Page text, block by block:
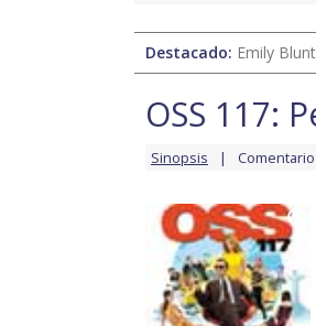
Destacado: Emily
OSS 117:
Sinopsis Comentario